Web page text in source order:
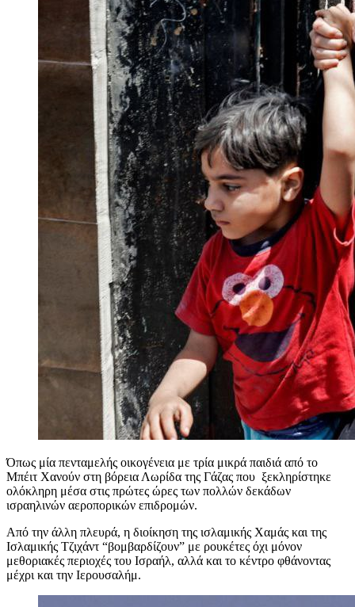
Όπως μία πενταμελής οικογένεια με τρία μικρά παιδιά από το
Μπέιτ Χανούν στη βόρεια Λωρίδα της Γάζας που ξεκληρίστηκε
ολόκληρη μέσα στις πρώτες ώρες των πολλών δεκάδων
ισραηλινών αεροπορικών επιδρομών.
Από την άλλη πλευρά, η διοίκηση της ισλαμικής Χαμάς και της
Ισλαμικής Τζιχάντ “βομβαρδίζουν” με ρουκέτες όχι μόνον
μεθοριακές περιοχές του Ισραήλ, αλλά και το κέντρο φθάνοντας
μέχρι και την Ιερουσαλήμ.